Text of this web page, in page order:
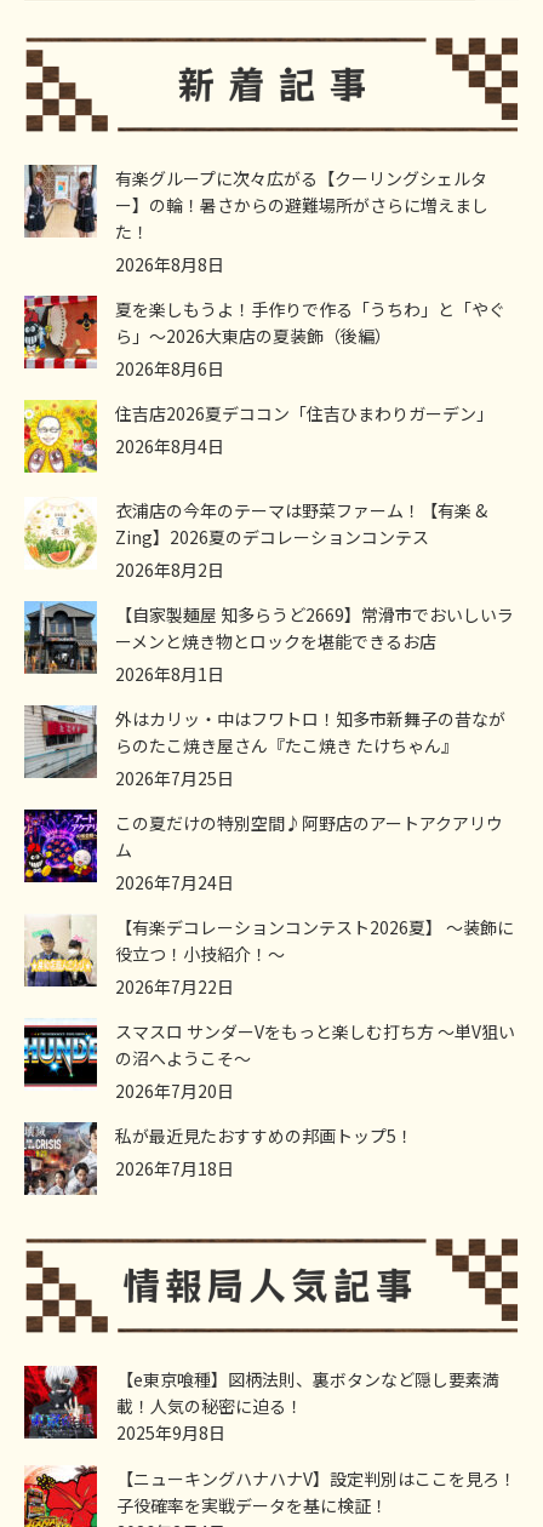
有楽グループに次々広がる【クーリングシェルタ
ー】の輪！暑さからの避難場所がさらに増えまし
た！
2026年8月8日
夏を楽しもうよ！手作りで作る「うちわ」と「やぐ
ら」～2026大東店の夏装飾（後編）
2026年8月6日
住吉店2026夏デココン「住吉ひまわりガーデン」
2026年8月4日
衣浦店の今年のテーマは野菜ファーム！【有楽 &
Zing】2026夏のデコレーションコンテス
2026年8月2日
【自家製麺屋 知多らうど2669】常滑市でおいしいラ
ーメンと焼き物とロックを堪能できるお店
2026年8月1日
外はカリッ・中はフワトロ！知多市新舞子の昔なが
らのたこ焼き屋さん『たこ焼き たけちゃん』
2026年7月25日
この夏だけの特別空間♪阿野店のアートアクアリウ
ム
2026年7月24日
【有楽デコレーションコンテスト2026夏】 ～装飾に
役立つ！小技紹介！～
2026年7月22日
スマスロ サンダーVをもっと楽しむ打ち方 ～単V狙い
の沼へようこそ～
2026年7月20日
私が最近見たおすすめの邦画トップ5！
2026年7月18日
【e東京喰種】図柄法則、裏ボタンなど隠し要素満
載！人気の秘密に迫る！
2025年9月8日
【ニューキングハナハナV】設定判別はここを見ろ！
子役確率を実戦データを基に検証！